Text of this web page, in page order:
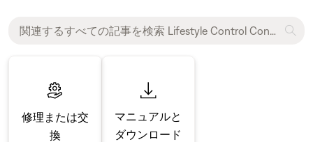
修理または交
換
マニュアルと
ダウンロード